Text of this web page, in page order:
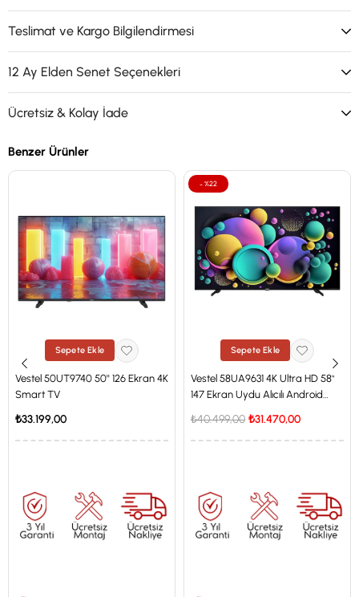
Teslimat ve Kargo Bilgilendirmesi
12 Ay Elden Senet Seçenekleri
Ücretsiz & Kolay İade
Benzer Ürünler
Sepete Ekle
Vestel 50UT9740 50'' 126 Ekran 4K
Smart TV
₺33.199,00
Sepete Ekle
Vestel 58UA9631 4K Ultra HD 58"
147 Ekran Uydu Alıcılı Android
₺31.470,00
₺40.499,00
%22